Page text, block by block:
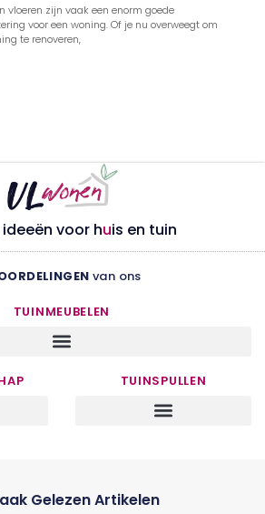
vloeren zijn vaak een enorm goede
voor een woning. Of je nu overweegt om
te renoveren,
voor huis en tuin
van ons
TUINMEUBELEN
TUINSPULLEN
Gelezen Artikelen